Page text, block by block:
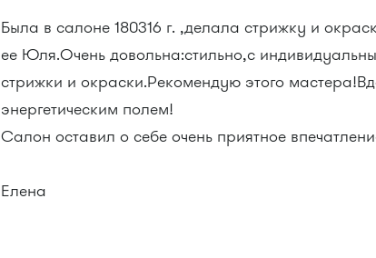
Была в салоне 180316 г. ,делала стрижку и
ее Юля.Очень довольна:стильно,с
стрижки и окраски.Рекомендую этого
энергетическим полем!
Салон оставил о себе очень приятное
Елена